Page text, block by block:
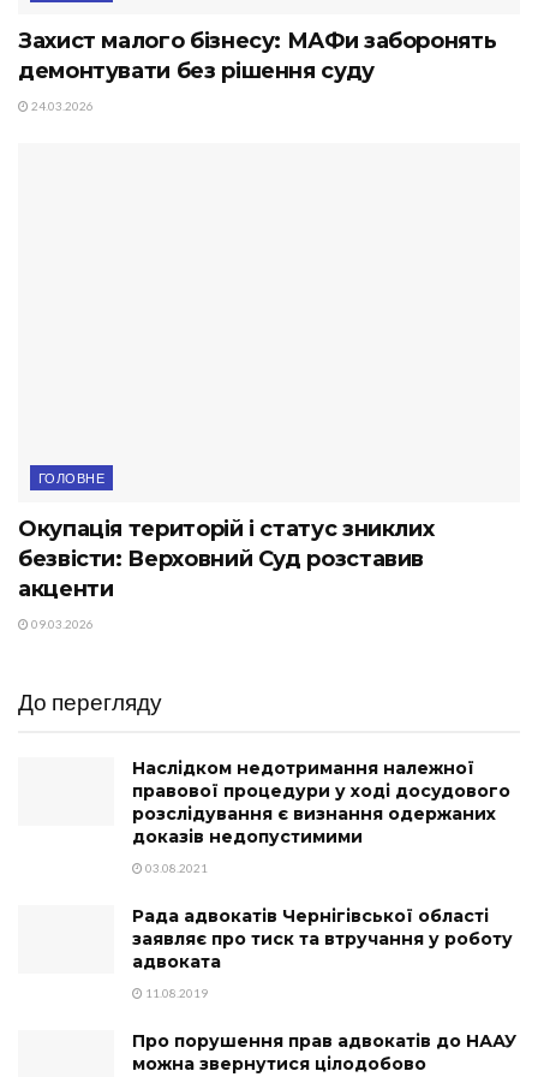
Захист малого бізнесу: МАФи заборонять
демонтувати без рішення суду
24.03.2026
ГОЛОВНЕ
Окупація територій і статус зниклих
безвісти: Верховний Суд розставив
акценти
09.03.2026
До перегляду
Наслідком недотримання належної
правової процедури у ході досудового
розслідування є визнання одержаних
доказів недопустимими
03.08.2021
Рада адвокатів Чернігівської області
заявляє про тиск та втручання у роботу
адвоката
11.08.2019
Про порушення прав адвокатів до НААУ
можна звернутися цілодобово